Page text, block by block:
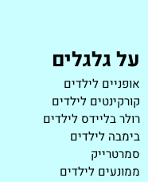
על גלגלים
אופניים לילדים
קורקינטים לילדים
רולר בליידס לילדים
בימבה לילדים
סמרטרייק
ממונעים לילדים